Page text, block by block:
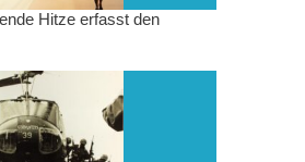
Hitze erfasst den